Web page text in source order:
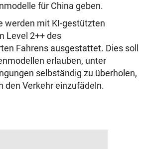
für China geben.
werden mit KI-gestützten
Level 2++ des
Fahrens ausgestattet. Dies soll
erlauben, unter
selbständig zu überholen,
den Verkehr einzufädeln.